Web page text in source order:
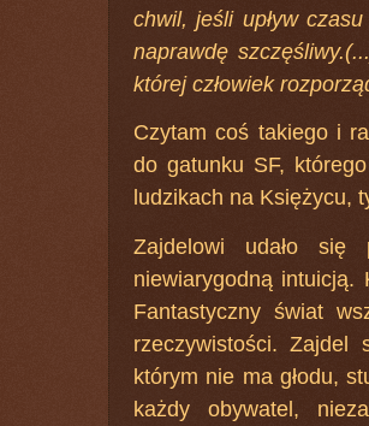
chwil, jeśli upływ
naprawdę
której człowiek
Czytam coś takiego i
do gatunku SF,
ludzikach na Księżycu,
Zajdelowi udało się
niewiarygodną intuicją.
Fantastyczny świat
rzeczywistości. Zajdel
którym nie ma głodu,
każdy obywatel,